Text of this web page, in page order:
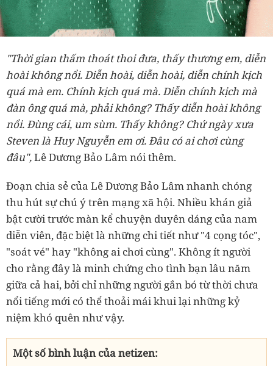
"Thời gian thấm thoát thoi đưa, thấy thương em, diễn
hoài không nổi. Diễn hoài, diễn hoài, diễn chính kịch
quá mà em. Chính kịch quá mà. Diễn chính kịch mà
đàn ông quá mà, phải không? Thấy diễn hoài không
nổi. Đùng cái, um sùm. Thấy không? Chứ ngày xưa
Steven là Huy Nguyễn em ơi. Đâu có ai chơi cùng
đâu",Lê Dương Bảo Lâm nói thêm.
Đoạn chia sẻ của Lê Dương Bảo Lâm nhanh chóng
thu hút sự chú ý trên mạng xã hội. Nhiều khán giả
bật cười trước màn kể chuyện duyên dáng của nam
diễn viên, đặc biệt là những chi tiết như "4 cọng tóc",
"soát vé" hay "không ai chơi cùng". Không ít người
cho rằng đây là minh chứng cho tình bạn lâu năm
giữa cả hai, bởi chỉ những người gắn bó từ thời chưa
nổi tiếng mới có thể thoải mái khui lại những kỷ
niệm khó quên như vậy.
Một số bình luận của netizen: